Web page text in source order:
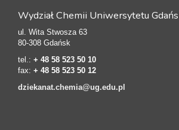
Wydział Chemii Uniwersytetu
ul. Wita Stwosza 63
80-308 Gdańsk
tel.: + 48 58 523 50 10
fax: + 48 58 523 50 12
dziekanat.chemia@ug.edu.pl